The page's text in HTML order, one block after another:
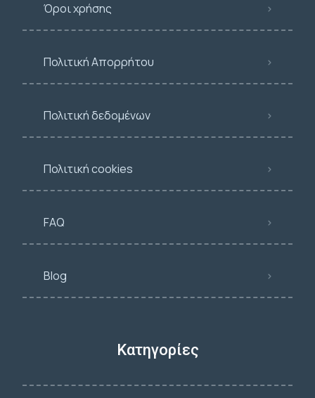
Όροι χρήσης
Πολιτική Απορρήτου
Πολιτική δεδομένων
Πολιτική cookies
FAQ
Blog
Κατηγορίες